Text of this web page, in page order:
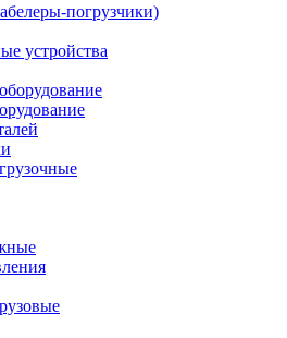
погрузчики)
устройства